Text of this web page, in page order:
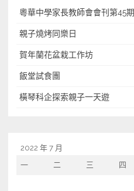
粵華中學家長教師會會刊第45期
親子燒烤同樂日
賀年蘭花盆栽工作坊
飯堂試食團
橫琴科企探索親子一天遊
2022 年 7 月
一
二 三 四